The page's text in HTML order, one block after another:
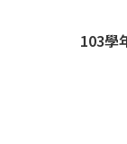
103學